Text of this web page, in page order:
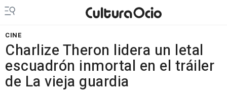
CINE
Charlize Theron lidera un letal
escuadrón inmortal en el tráiler
de La vieja guardia